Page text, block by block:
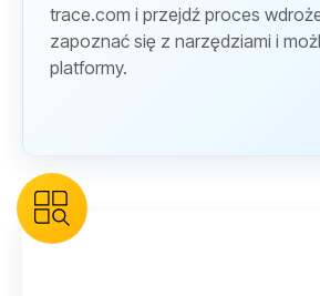
trace.com i przejdź proces
zapoznać się z narzędziami i
platformy.